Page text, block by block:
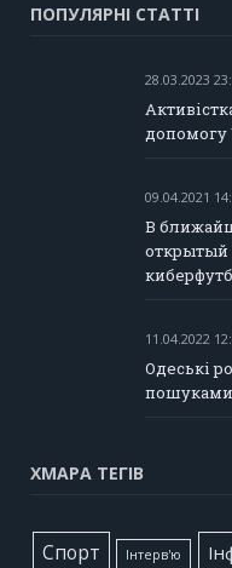
ПОПУЛЯРНІ СТАТТІ
28.03.2023
допомогу
09.04.2021
В
открытый
11.04.2022
Одеські
пошуками
ХМАРА ТЕГІВ
Cпорт Інтерв'ю